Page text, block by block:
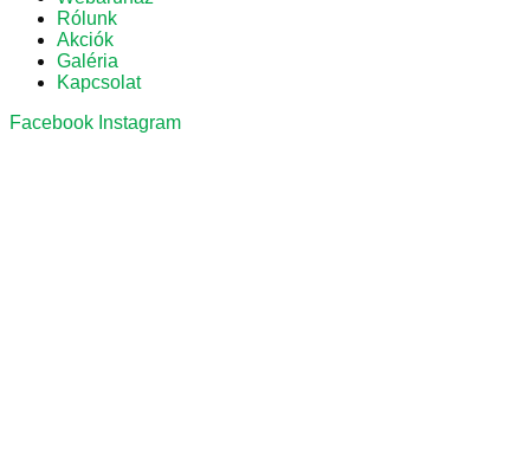
Rólunk
Akciók
Galéria
Kapcsolat
Facebook Instagram